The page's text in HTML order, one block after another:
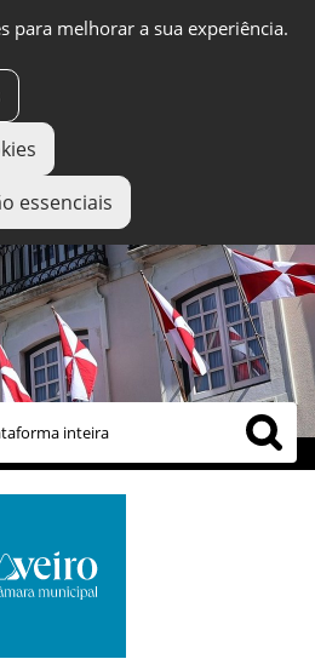
para melhorar a sua experiência.
essenciais